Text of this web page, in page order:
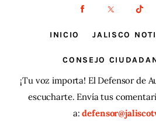
INICIO JALISCO
CONSEJO
¡Tu voz importa! El Defensor de
escucharte. Envía tus
a: